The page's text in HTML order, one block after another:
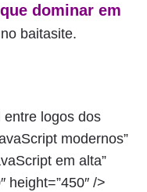
dominar em
baitasite.
entre logos dos
modernos”
em alta”
height=”450″ />